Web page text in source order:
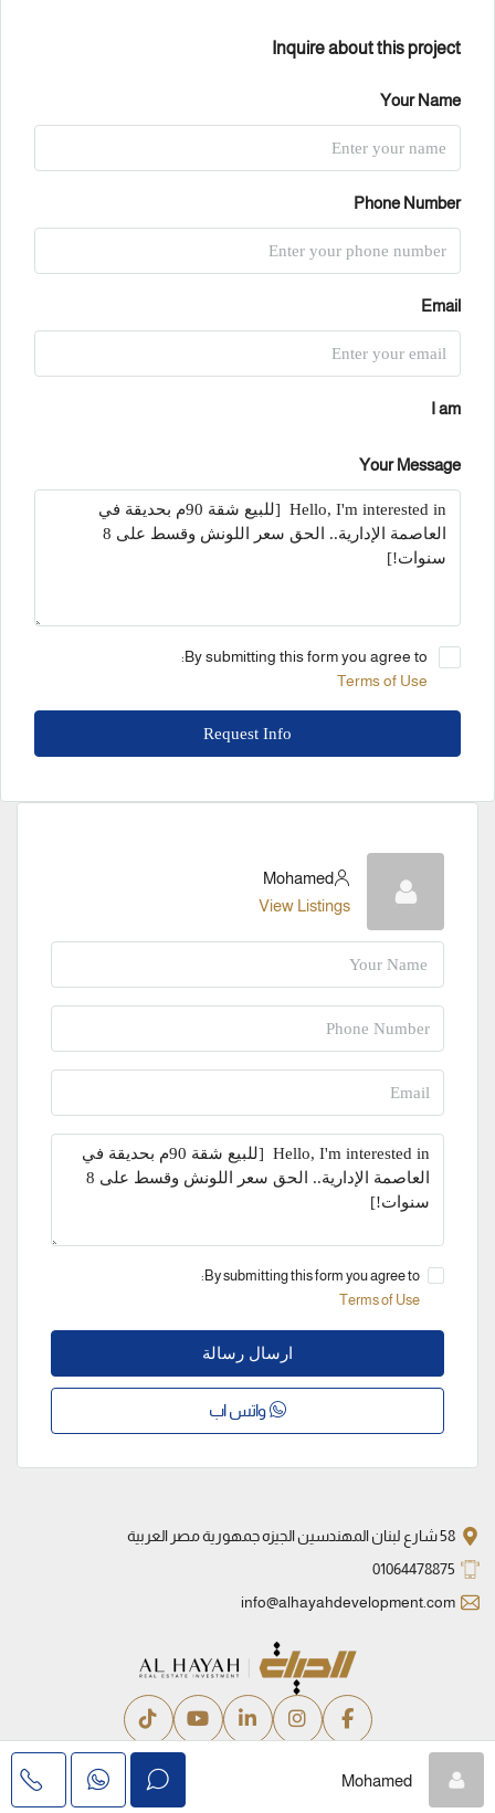
Inquire about this project
Your Name
Phone Number
Email
I am
Your Message
By submitting this form you agree to:
Terms of Use
Request Info
Mohamed
View Listings
By submitting this form you agree to:
Terms of Use
ارسال رسالة
واتس اب
58 شارع لبنان المهندسين الجيزه جمهورية مصر العربية
01064478875
info@alhayahdevelopment.com
سياسة الخصوصية
الشروط والأحكام
© الحياة للتطوير العقاري – جميع الحقوق محفوظة
Mohamed